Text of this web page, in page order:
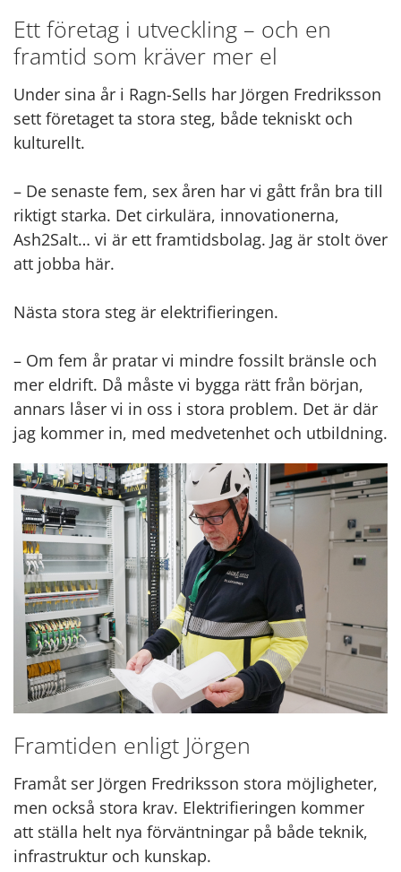
Ett företag i utveckling – och en
framtid som kräver mer el
Under sina år i Ragn-Sells har Jörgen Fredriksson
sett företaget ta stora steg, både tekniskt och
kulturellt.
– De senaste fem, sex åren har vi gått från bra till
riktigt starka. Det cirkulära, innovationerna,
Ash2Salt… vi är ett framtidsbolag. Jag är stolt över
att jobba här.
Nästa stora steg är elektrifieringen.
– Om fem år pratar vi mindre fossilt bränsle och
mer eldrift. Då måste vi bygga rätt från början,
annars låser vi in oss i stora problem. Det är där
jag kommer in, med medvetenhet och utbildning.
Framtiden enligt Jörgen
Framåt ser Jörgen Fredriksson stora möjligheter,
men också stora krav. Elektrifieringen kommer
att ställa helt nya förväntningar på både teknik,
infrastruktur och kunskap.